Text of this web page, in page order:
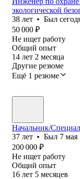
экологической
38 лет • Был
50 000 ₽
Не ищет работу
Общий опыт
14 лет 2 месяца
Другие резюме
Ещё 1 резюме
Начальник/
37 лет • Был 7 мая
200 000 ₽
Не ищет работу
Общий опыт
16 лет 5 месяцев